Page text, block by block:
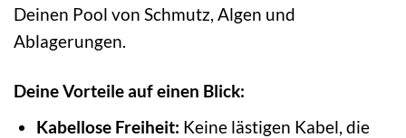
Deinen Pool von Schmutz, Algen und
Ablagerungen.
Deine Vorteile auf einen Blick:
Kabellose Freiheit: Keine lästigen Kabel, die